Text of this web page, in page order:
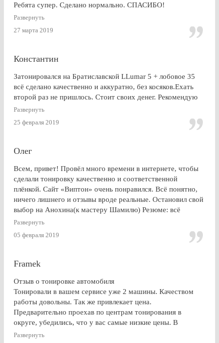
Ребята супер. Сделано нормально. СПАСИБО!
Развернуть
27 марта 2019
Константин
Затонировался на Братиславской LLumar 5 + лобовое 35
всё сделано качественно и аккуратно, без косяков.Ехать
второй раз не пришлось. Стоит своих денег. Рекомендую
Развернуть
25 февраля 2019
Олег
Всем, привет! Провёл много времени в интернете, чтобы
сделали тонировку качественно и соответственной
плёнкой. Сайт «Виптон» очень понравился. Всё понятно,
ничего лишнего и отзывы вроде реальные. Остановил свой
выбор на Анохина(к мастеру Шамилю) Резюме: всё
именно так, как и написано в отзывах!!!) Я остался очень
Развернуть
05 февраля 2019
Framek
Отзыв о тонировке автомобиля
Тонировали в вашем сервисе уже 2 машины. Качеством
работы довольны. Так же привлекает цена.
Предварительно проехав по центрам тонирования в
округе, убедились, что у вас самые низкие цены. В
будущем, думаю, будем так же пользоваться услугами
Развернуть